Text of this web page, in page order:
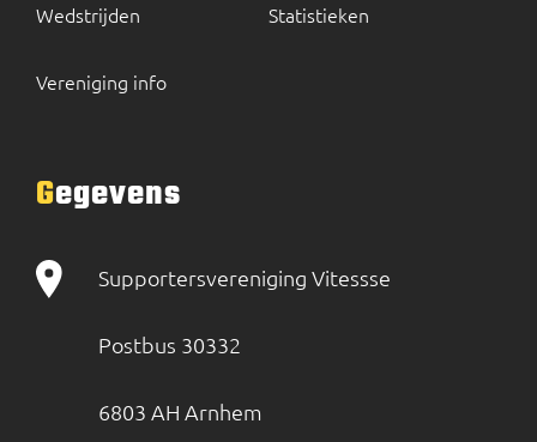
Wedstrijden
Vereniging info
Statistieken
Gegevens
Supportersvereniging Vitessse
Postbus 30332
6803 AH Arnhem